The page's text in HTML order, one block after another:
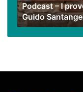
Santangelo
(parte
due)
Podcast – I
Guido